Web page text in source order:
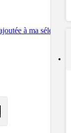
à ma sélection